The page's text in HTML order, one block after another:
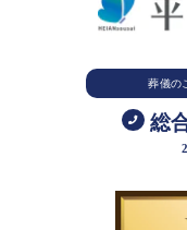
葬儀の
総